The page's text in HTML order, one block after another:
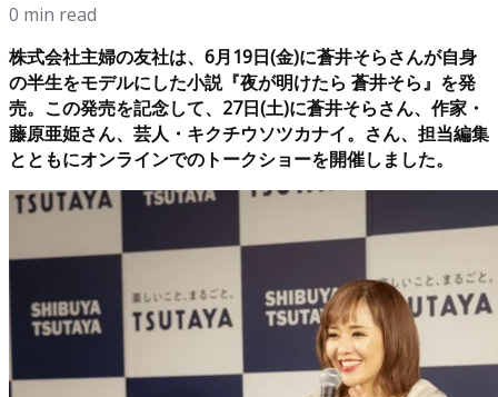
0 min read
株式会社主婦の友社は、6月19日(金)に蒼井そらさんが自身
の半生をモデルにした小説『夜が明けたら 蒼井そら』を発
売。この発売を記念して、27日(土)に蒼井そらさん、作家・
藤原亜姫さん、芸人・キクチウソツカナイ。さん、担当編集
とともにオンラインでのトークショーを開催しました。